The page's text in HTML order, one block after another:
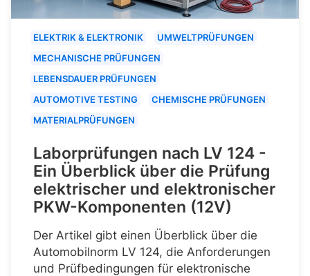
ELEKTRIK & ELEKTRONIK
UMWELTPRÜFUNGEN
MECHANISCHE PRÜFUNGEN
LEBENSDAUER PRÜFUNGEN
AUTOMOTIVE TESTING
CHEMISCHE PRÜFUNGEN
MATERIALPRÜFUNGEN
Laborprüfungen nach LV 124 -
Ein Überblick über die Prüfung
elektrischer und elektronischer
PKW-Komponenten (12V)
Der Artikel gibt einen Überblick über die
Automobilnorm LV 124, die Anforderungen
und Prüfbedingungen für elektronische